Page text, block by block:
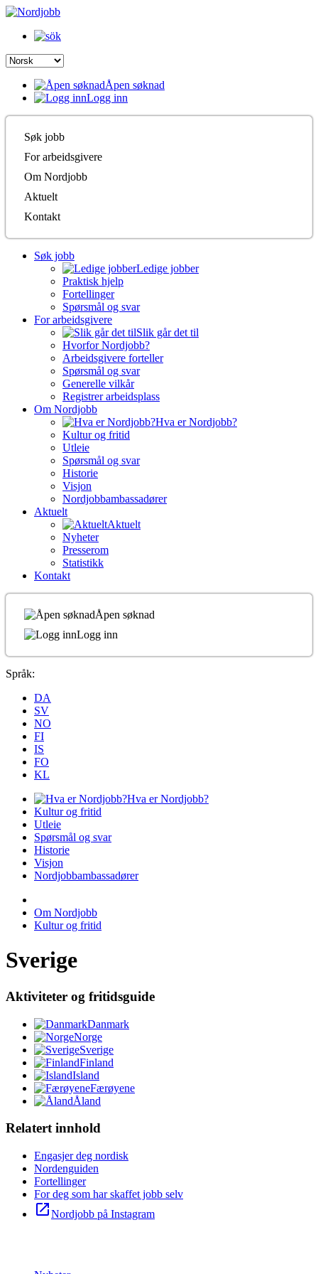
Åpen søknad
Logg inn
Søk jobb
For arbeidsgivere
Om Nordjobb
Aktuelt
Kontakt
Søk jobb
Ledige jobber
Praktisk hjelp
Fortellinger
Spørsmål og svar
For arbeidsgivere
Slik går det til
Hvorfor Nordjobb?
Arbeidsgivere forteller
Spørsmål og svar
Generelle vilkår
Registrer arbeidsplass
Om Nordjobb
Hva er Nordjobb?
Kultur og fritid
Utleie
Spørsmål og svar
Historie
Visjon
Nordjobbambassadører
Aktuelt
Aktuelt
Nyheter
Presserom
Statistikk
Kontakt
Åpen søknad
Logg inn
Språk:
DA
SV
NO
FI
IS
FO
KL
Hva er Nordjobb?
Kultur og fritid
Utleie
Spørsmål og svar
Historie
Visjon
Nordjobbambassadører
Om Nordjobb
Kultur og fritid
Sverige
Aktiviteter og fritidsguide
Danmark
Norge
Sverige
Finland
Island
Færøyene
Åland
Relatert innhold
Engasjer deg nordisk
Nordenguiden
Fortellinger
For deg som har skaffet jobb selv
open_in_newNordjobb på Instagram